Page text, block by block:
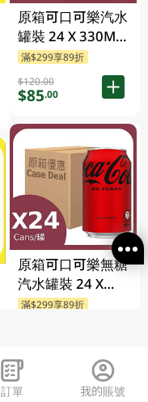
原箱可口可樂汽水
罐裝 24 X 330ML
(包裝隨機發送)
滿$299享89折
$120.00
$85.00
原箱可口可樂無糖
汽水罐裝 24 X
330ML(包裝隨機
滿$299享89折
訂單 我的賬號